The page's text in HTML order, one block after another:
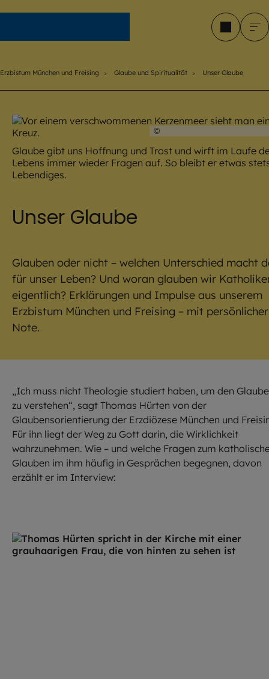
Erzbistum München und Freising Glaube und Spiritualität Unser Glaube
©
Glaube gibt uns Hoffnung und Trost und wirft im Laufe
Lebens immer wieder Fragen auf. So bleibt er etwas
Lebendiges.
Unser Glaube
Glauben oder nicht – welchen Unterschied macht
für unser Leben? Und woran glauben wir
eigentlich? Erklärungen und Impulse aus unserem
Erzbistum München und Freising – mit persönlicher
Note.
„Ich muss nicht Theologie studiert haben, um den
zu verstehen“, sagt Thomas Hürten von der
Glaubensorientierung der Erzdiözese München und
Für ihn liegt der Weg zu Gott darin, die Wirklichkeit
wahrzunehmen. Wie – und welche Fragen zum
Glauben im ihm häufig in Gesprächen begegnen, davon
erzählt er im Interview: